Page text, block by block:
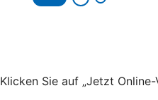
Sie auf „Jetzt